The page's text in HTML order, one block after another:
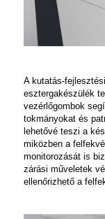
A kutatás-
esztergakészülék
vezérlőgombok
tokmányokat és
lehetővé teszi a
miközben a
monitorozását is
zárási műveletek
ellenőrizhető a